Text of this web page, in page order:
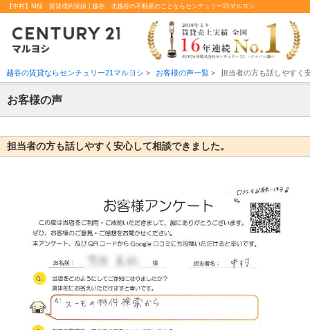
【中村】M様 賃貸成約実績 | 越谷、北越谷の不動産のことならセンチュリー21マルヨシ
越谷の賃貸ならセンチュリー21マルヨシ > お客様の声一覧> 担当者の方も話しやすく
お客様の声
担当者の方も話しやすく安心して相談できました。